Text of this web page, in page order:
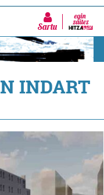
Sartu
INDART